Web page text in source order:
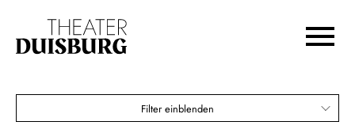
Zur Hauptnavigation springen
Zum Footer springen
Filter einblenden